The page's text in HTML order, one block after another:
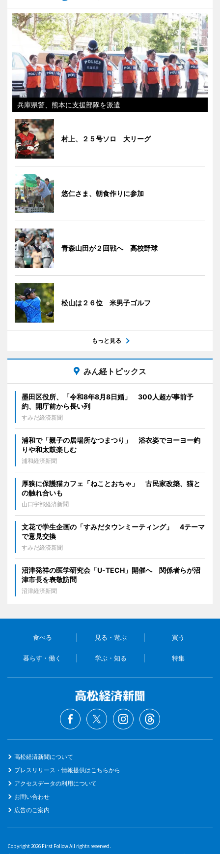
兵庫県警、熊本に支援部隊を派遣
村上、２５号ソロ 大リーグ
悠仁さま、朝食作りに参加
青森山田が２回戦へ 高校野球
松山は２６位 米男子ゴルフ
もっと見る
みん経トピックス
墨田区役所、「令和8年8月8日婚」 300人超が事前予
約、開庁前から長い列
すみだ経済新聞
浦和で「親子の居場所なつまつり」 浴衣姿でヨーヨー釣
りや和太鼓楽しむ
浦和経済新聞
厚狭に保護猫カフェ「ねことおちゃ」 古民家改築、猫と
の触れ合いも
山口宇部経済新聞
文花で学生企画の「すみだタウンミーティング」 4テーマ
で意見交換
すみだ経済新聞
沼津発祥の医学研究会「U-TECH」開催へ 関係者らが沼
津市長を表敬訪問
沼津経済新聞
食べる 見る・遊ぶ 買う
暮らす・働く 学ぶ・知る 特集
高松経済新聞について
プレスリリース・情報提供はこちらから
アクセスデータの利用について
お問い合わせ
広告のご案内
Copyright 2026 First Follow All rights reserved.